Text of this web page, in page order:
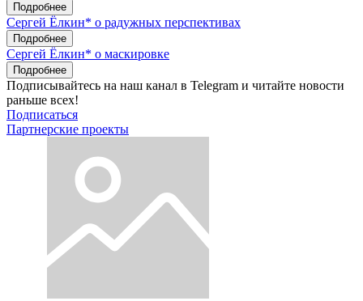
Подробнее
Сергей Ёлкин* о радужных перспективах
Подробнее
Сергей Ёлкин* о маскировке
Подробнее
Подписывайтесь на наш канал в Telegram и читайте новости
раньше всех!
Подписаться
Партнерские проекты